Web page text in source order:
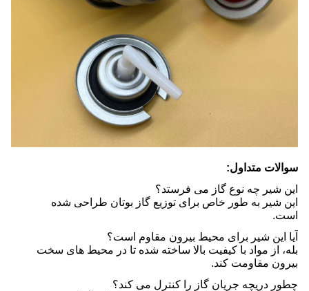
سوالات متداول:
این شیر چه نوع گاز می فرستد؟
این شیر به طور خاص برای توزیع گاز بوتان طراحی شده
است.
آیا این شیر برای محیط بیرون مقاوم است؟
بله، از مواد با کیفیت بالا ساخته شده تا در محیط های سخت
بیرون مقاومت کند.
چطور دریچه جریان گاز را کنترل می کند؟